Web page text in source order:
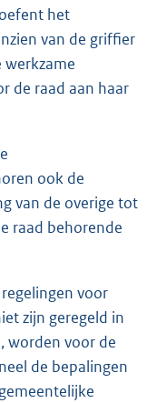
het
van de griffier
werkzame
de raad aan haar
ook de
van de overige tot
raad behorende
voor
zijn geregeld in
worden voor de
de bepalingen